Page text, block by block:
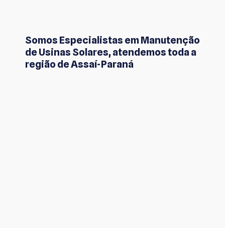
Somos Especialistas em Manutenção
de Usinas Solares, atendemos toda a
região de Assaí-Paraná